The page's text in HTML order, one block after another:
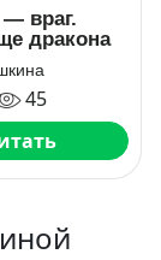
враг.
дракона
45